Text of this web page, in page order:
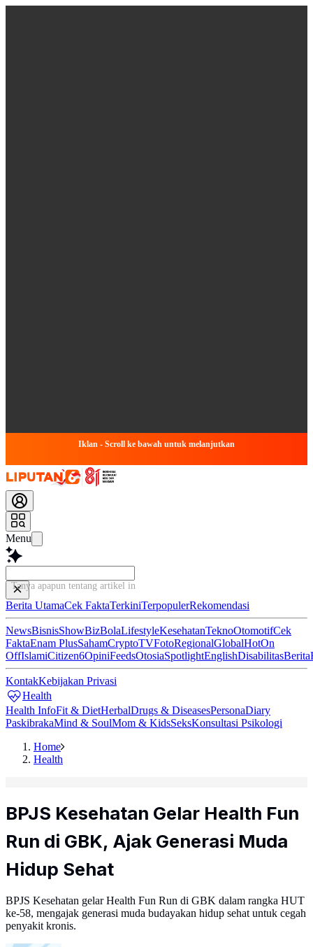
Iklan - Scroll ke bawah untuk melanjutkan
Menu
Tanya apapun tentang artikel ini...
Berita UtamaCek FaktaTerkiniTerpopulerRekomendasi
NewsBisnisShowBizBolaLifestyleKesehatanTeknoOtomotifCek
FaktaEnam PlusSahamCryptoTVFotoRegionalGlobalHotOn
OffIslamiCitizen6OpiniFeedsOtosiaSpotlightEnglishDisabilitasBerita
KontakKebijakan Privasi
Health
Health InfoFit & DietHerbalDrugs & DiseasesPersonaDiary
PaskibrakaMind & SoulMom & KidsSeksKonsultasi Psikologi
Home
Health
BPJS Kesehatan Gelar Health Fun
Run di GBK, Ajak Generasi Muda
Hidup Sehat
BPJS Kesehatan gelar Health Fun Run di GBK dalam rangka HUT
ke-58, mengajak generasi muda budayakan hidup sehat untuk cegah
penyakit kronis.